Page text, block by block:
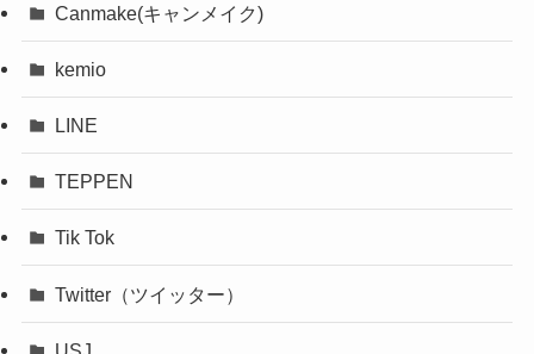
Canmake(キャンメイク)
kemio
LINE
TEPPEN
Tik Tok
Twitter（ツイッター）